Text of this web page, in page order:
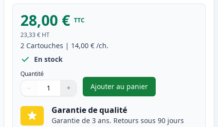
28,00 € TTC
23,33 € HT
2 Cartouches | 14,00 € /ch.
En stock
Quantité
Quantité
Utilisez les boutons pour ajuster
− +
Quantité
Ajouter au panier
,Pack de 2 Brother LC225M
Garantie de qualité
Garantie de 3 ans. Retours sous 90 jours